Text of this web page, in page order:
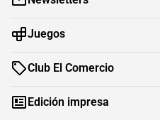
Juegos
Club El Comercio
Edición impresa